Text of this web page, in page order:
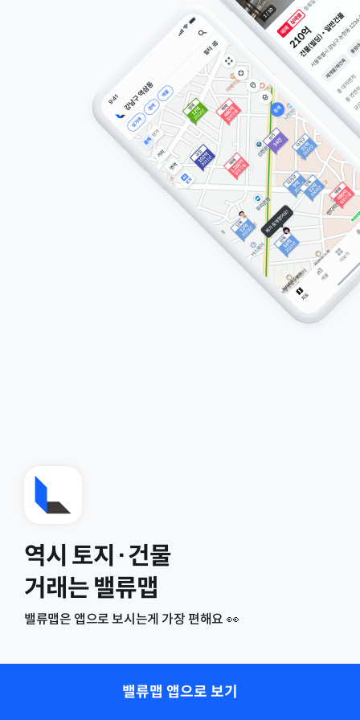
역시 토지·건물
거래는 밸류맵
밸류맵은 앱으로 보시는게 가장 편해요 👀
밸류맵 앱으로 보기